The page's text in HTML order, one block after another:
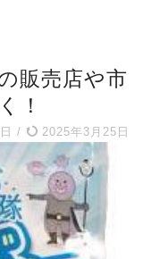
販売店や市
！
/ 2025年3月25日